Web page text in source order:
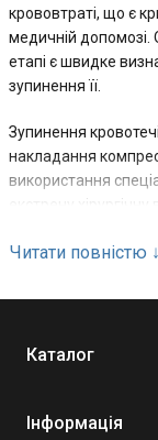
крововтраті, що є
медичній
етапі є швидке
зупинення її.
Зупинення
накладання
використання
екстрену
та уникнути
Додатковою
Це дозволяє
Читати повністю ↓
Каталог
Інформація